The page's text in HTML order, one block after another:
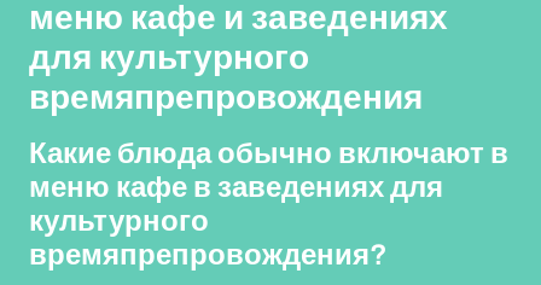
меню кафе и заведениях
для культурного
времяпрепровождения
Какие блюда обычно включают в
меню кафе в заведениях для
культурного
времяпрепровождения?